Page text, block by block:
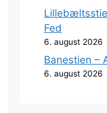
Fed
6. august 2026
Banestien –
6. august 2026